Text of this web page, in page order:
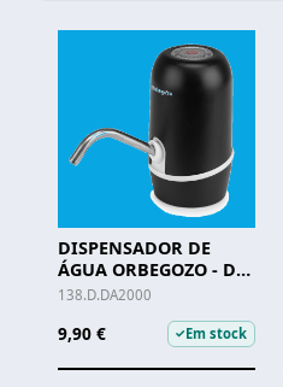
DISPENSADOR DE
ÁGUA ORBEGOZO - DA
2000
138.D.DA2000
9,90 € ✓Em stock